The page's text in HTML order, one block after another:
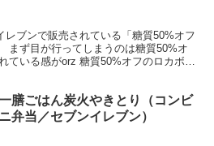
レブンで販売されている「糖質50%オフ
まず目が行ってしまうのは糖質50%オ
ている感がorz 糖質50%オフのロカボワ
膳ごはん炭火やきとり（コンビ
ニ弁当／セブンイレブン）